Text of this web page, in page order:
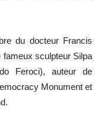
du docteur Francis
sculpteur Silpa
Feroci), auteur de
Monument et